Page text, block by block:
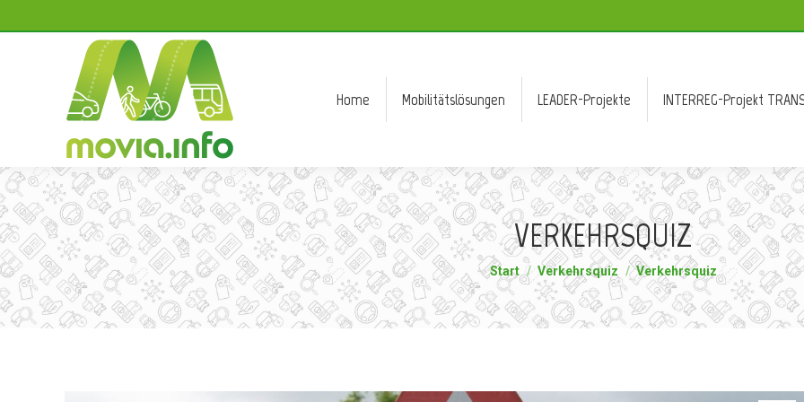
Home Mobilitätslösungen LEADER-Projekte INTERREG-Projekt
VERKEHRSQUIZ
Sie befinden sich hier:
Start Verkehrsquiz Verkehrsquiz